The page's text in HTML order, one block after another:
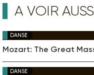
A VOIR
DANSE
Mozart: The Great
DANSE